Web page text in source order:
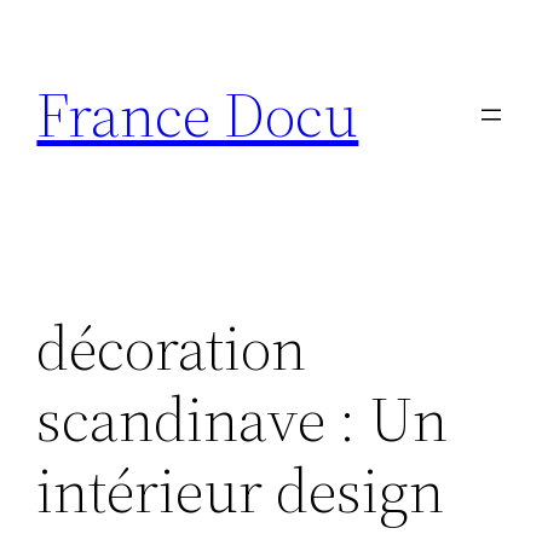
contenu
France Docu
décoration
scandinave : Un
intérieur design